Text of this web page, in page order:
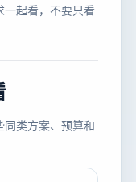
一起看，不要只看
同类方案、预算和